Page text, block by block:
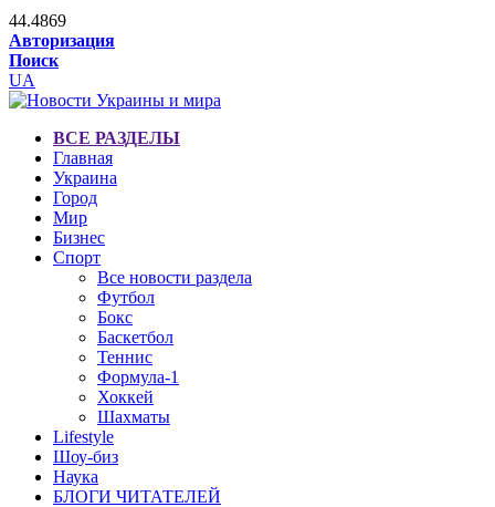
44.4869
Авторизация
Поиск
UA
ВСЕ РАЗДЕЛЫ
Главная
Украина
Город
Мир
Бизнес
Спорт
Все новости раздела
Футбол
Бокс
Баскетбол
Теннис
Формула-1
Хоккей
Шахматы
Lifestyle
Шоу-биз
Наука
БЛОГИ ЧИТАТЕЛЕЙ